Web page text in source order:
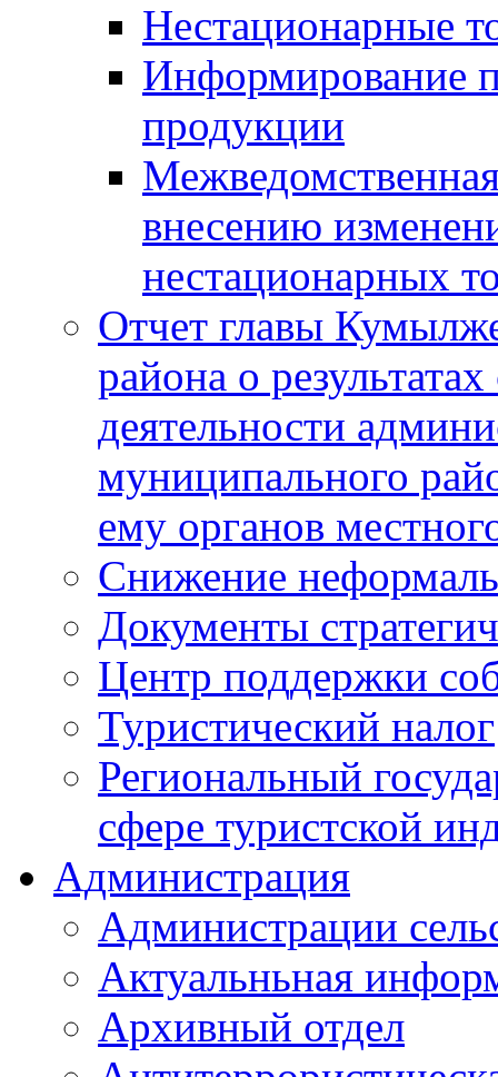
Нестационарные
Информирование
продукции
внесению
нестационарных
Отчет главы
района о
деятельности
муниципального
ему органов
Снижение
Документы
Центр поддержки
Туристический налог
Региональный
сфере туристской
Администрация
Администрации
Актуальньная
Архивный отдел